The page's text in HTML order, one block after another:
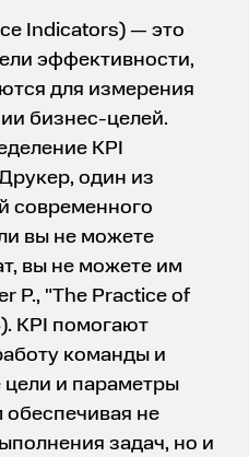
Indicators) — это
эффективности,
для измерения
бизнес-целей.
KPI
один из
современного
вы не можете
вы не можете им
P., "The Practice of
KPI помогают
команды и
цели и параметры
не
задач, но и